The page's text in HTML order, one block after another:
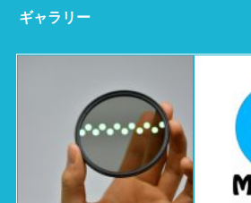
ギャラリー